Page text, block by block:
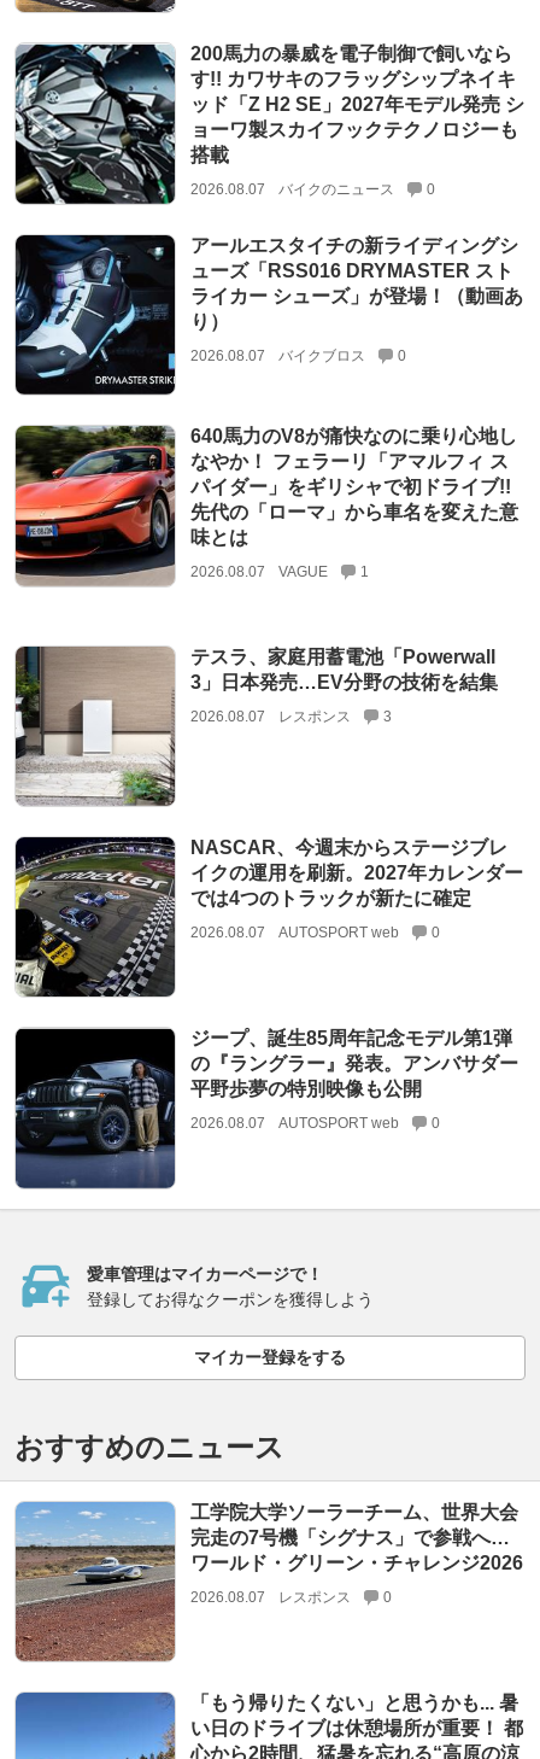
200馬力の暴威を電子制御で飼いなら
す!! カワサキのフラッグシップネイキ
ッド「Z H2 SE」2027年モデル発売 シ
ョーワ製スカイフックテクノロジーも
搭載
2026.08.07 バイクのニュース 0
アールエスタイチの新ライディングシ
ューズ「RSS016 DRYMASTER スト
ライカー シューズ」が登場！（動画あ
り）
2026.08.07 バイクブロス 0
640馬力のV8が痛快なのに乗り心地し
なやか！ フェラーリ「アマルフィ ス
パイダー」をギリシャで初ドライブ!!
先代の「ローマ」から車名を変えた意
味とは
2026.08.07 VAGUE 1
テスラ、家庭用蓄電池「Powerwall
3」日本発売…EV分野の技術を結集
2026.08.07 レスポンス 3
NASCAR、今週末からステージブレ
イクの運用を刷新。2027年カレンダー
では4つのトラックが新たに確定
2026.08.07 AUTOSPORT web 0
ジープ、誕生85周年記念モデル第1弾
の『ラングラー』発表。アンバサダー
平野歩夢の特別映像も公開
2026.08.07 AUTOSPORT web 0
愛車管理はマイカーページで！
登録してお得なクーポンを獲得しよう
マイカー登録をする
おすすめのニュース
工学院大学ソーラーチーム、世界大会
完走の7号機「シグナス」で参戦へ…
ワールド・グリーン・チャレンジ2026
2026.08.07 レスポンス 0
「もう帰りたくない」と思うかも... 暑
い日のドライブは休憩場所が重要！ 都
心から2時間、猛暑を忘れる“高原の涼